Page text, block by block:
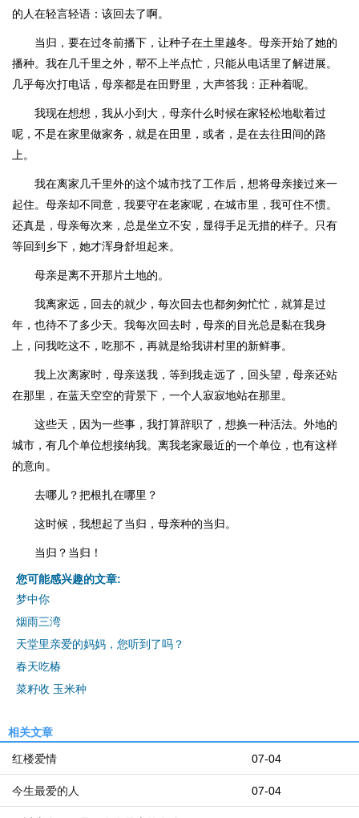
的人在轻言轻语：该回去了啊。
当归，要在过冬前播下，让种子在土里越冬。母亲开始了她的
播种。我在几千里之外，帮不上半点忙，只能从电话里了解进展。
几乎每次打电话，母亲都是在田野里，大声答我：正种着呢。
我现在想想，我从小到大，母亲什么时候在家轻松地歇着过
呢，不是在家里做家务，就是在田里，或者，是在去往田间的路
上。
我在离家几千里外的这个城市找了工作后，想将母亲接过来一
起住。母亲却不同意，我要守在老家呢，在城市里，我可住不惯。
还真是，母亲每次来，总是坐立不安，显得手足无措的样子。只有
等回到乡下，她才浑身舒坦起来。
母亲是离不开那片土地的。
我离家远，回去的就少，每次回去也都匆匆忙忙，就算是过
年，也待不了多少天。我每次回去时，母亲的目光总是黏在我身
上，问我吃这不，吃那不，再就是给我讲村里的新鲜事。
我上次离家时，母亲送我，等到我走远了，回头望，母亲还站
在那里，在蓝天空空的背景下，一个人寂寂地站在那里。
这些天，因为一些事，我打算辞职了，想换一种活法。外地的
城市，有几个单位想接纳我。离我老家最近的一个单位，也有这样
的意向。
去哪儿？把根扎在哪里？
这时候，我想起了当归，母亲种的当归。
当归？当归！
您可能感兴趣的文章:
梦中你
烟雨三湾
天堂里亲爱的妈妈，您听到了吗？
春天吃椿
菜籽收 玉米种
相关文章
07-04
红楼爱情
07-04
今生最爱的人